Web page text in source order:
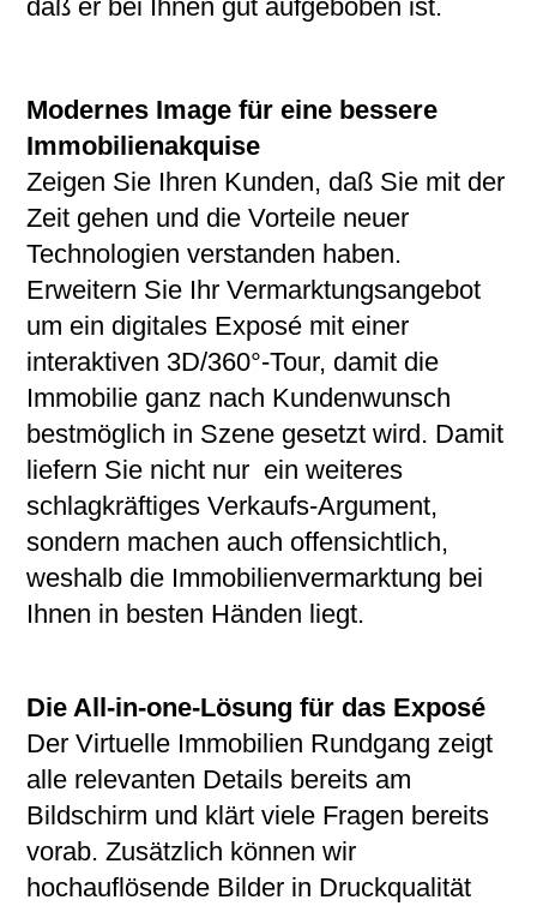
daß er bei Ihnen gut aufgeboben ist.
Modernes Image für eine bessere
Immobilienakquise
Zeigen Sie Ihren Kunden, daß Sie mit der
Zeit gehen und die Vorteile neuer
Technologien verstanden haben.
Erweitern Sie Ihr Vermarktungsangebot
um ein digitales Exposé mit einer
interaktiven 3D/360°-Tour, damit die
Immobilie ganz nach Kundenwunsch
bestmöglich in Szene gesetzt wird. Damit
liefern Sie nicht nur ein weiteres
schlagkräftiges Verkaufs-Argument,
sondern machen auch offensichtlich,
weshalb die Immobilienvermarktung bei
Ihnen in besten Händen liegt.
Die All-in-one-Lösung für das Exposé
Der Virtuelle Immobilien Rundgang zeigt
alle relevanten Details bereits am
Bildschirm und klärt viele Fragen bereits
vorab. Zusätzlich können wir
hochauflösende Bilder in Druckqualität